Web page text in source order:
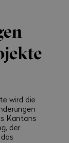
wird die
Kantons
der